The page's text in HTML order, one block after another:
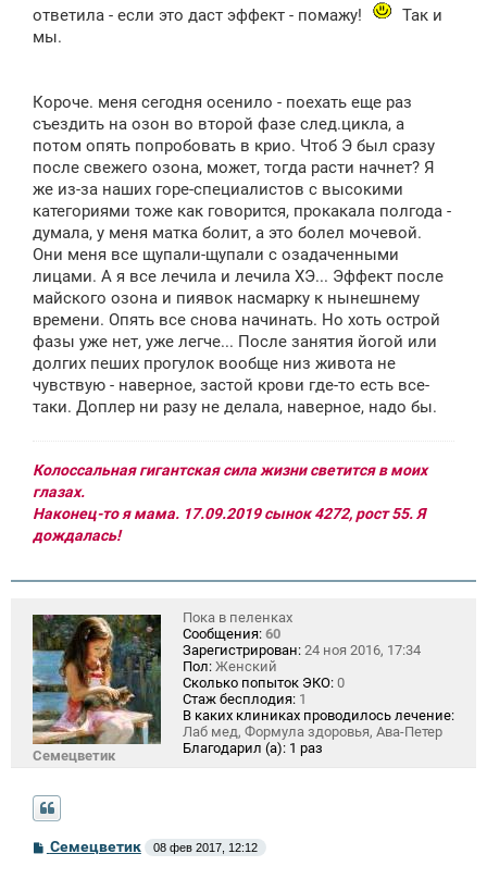
ответила - если это даст эффект - помажу!
Так и
мы.
Короче. меня сегодня осенило - поехать еще раз
съездить на озон во второй фазе след.цикла, а
потом опять попробовать в крио. Чтоб Э был сразу
после свежего озона, может, тогда расти начнет? Я
же из-за наших горе-специалистов с высокими
категориями тоже как говорится, прокакала полгода -
думала, у меня матка болит, а это болел мочевой.
Они меня все щупали-щупали с озадаченными
лицами. А я все лечила и лечила ХЭ... Эффект после
майского озона и пиявок насмарку к нынешнему
времени. Опять все снова начинать. Но хоть острой
фазы уже нет, уже легче... После занятия йогой или
долгих пеших прогулок вообще низ живота не
чувствую - наверное, застой крови где-то есть все-
таки. Доплер ни разу не делала, наверное, надо бы.
Колоссальная гигантская сила жизни светится в моих
глазах.
Наконец-то я мама. 17.09.2019 сынок 4272, рост 55. Я
дождалась!
Семецветик
Пока в пеленках
Сообщения: 60
Зарегистрирован: 24 ноя 2016, 17:34
Пол: Женский
Сколько попыток ЭКО: 0
Стаж бесплодия: 1
В каких клиниках проводилось лечение:
Лаб мед, Формула здоровья, Ава-Петер
Благодарил (а): 1 раз
ССемецветик 08 фев 2017, 12:12